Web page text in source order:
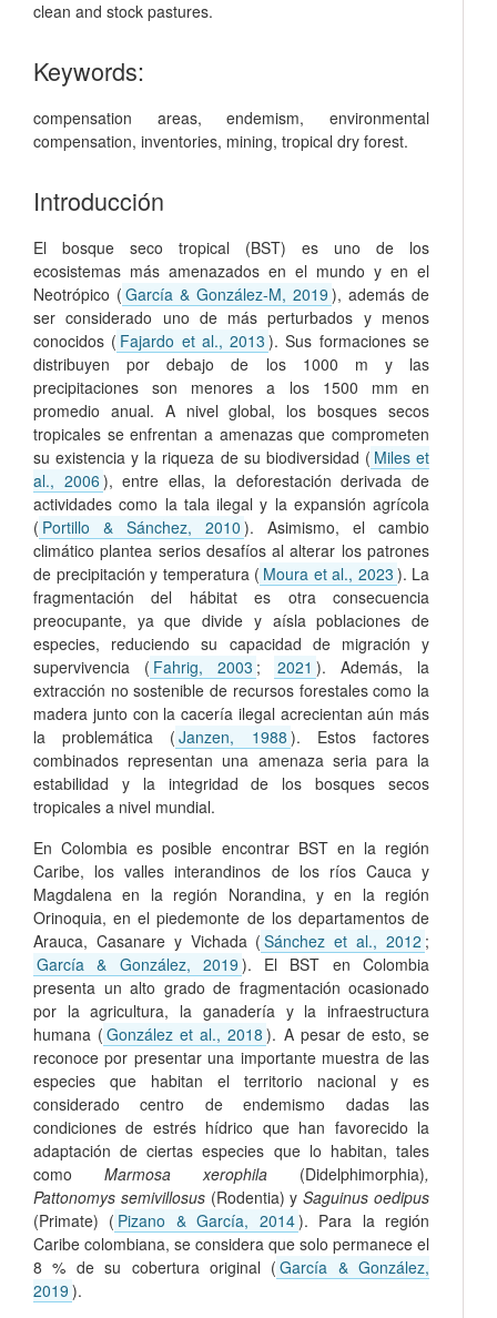
clean and stock pastures.
Keywords:
compensation areas,endemism,environmental
compensation, inventories, mining, tropical dry forest.
Introducción
El bosque seco tropical (BST) es uno de los
ecosistemas más amenazados en el mundo y en el
Neotrópico ( García & González-M, 2019 ), además de
ser considerado uno de más perturbados y menos
conocidos ( Fajardo et al., 2013 ). Sus formaciones se
distribuyen por debajo de los 1000 m y las
precipitaciones son menores a los 1500 mm en
promedio anual. A nivel global, los bosques secos
tropicales se enfrentan a amenazas que comprometen
su existencia y la riqueza de su biodiversidad ( Miles et
al., 2006 ), entre ellas, la deforestación derivada de
actividades como la tala ilegal y la expansión agrícola
( Portillo & Sánchez, 2010 ). Asimismo, el cambio
climático plantea serios desafíos al alterar los patrones
de precipitación y temperatura ( Moura et al., 2023 ). La
fragmentación del hábitat es otra consecuencia
preocupante, ya que divide y aísla poblaciones de
especies, reduciendo su capacidad de migración y
supervivencia ( Fahrig, 2003 ; 2021 ). Además, la
extracción no sostenible de recursos forestales como la
madera junto con la cacería ilegal acrecientan aún más
la problemática ( Janzen, 1988 ). Estos factores
combinados representan una amenaza seria para la
estabilidad y la integridad de los bosques secos
tropicales a nivel mundial.
En Colombia es posible encontrar BST en la región
Caribe, los valles interandinos de los ríos Cauca y
Magdalena en la región Norandina, y en la región
Orinoquia, en el piedemonte de los departamentos de
Arauca, Casanare y Vichada ( Sánchez et al., 2012 ;
García & González, 2019 ). El BST en Colombia
presenta un alto grado de fragmentación ocasionado
por la agricultura, la ganadería y la infraestructura
humana ( González et al., 2018 ). A pesar de esto, se
reconoce por presentar una importante muestra de las
especies que habitan el territorio nacional y es
considerado centro de endemismo dadas las
condiciones de estrés hídrico que han favorecido la
adaptación de ciertas especies que lo habitan, tales
como Marmosa xerophila (Didelphimorphia),
Pattonomys semivillosus(Rodentia) ySaguinus oedipus
(Primate) ( Pizano & García, 2014). Para la región
Caribe colombiana, se considera que solo permanece el
8 % de su cobertura original ( García & González,
2019 ).